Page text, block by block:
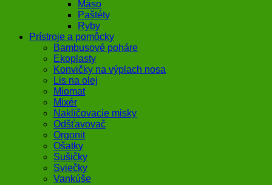
Mäso
Paštéty
Ryby
Prístroje a pomôcky
Bambusové poháre
Ekoplasty
Konvičky na výplach nosa
Lis na olej
Miomat
Mixér
Nakličovacie misky
Odšťavovač
Orgonit
Ošatky
Sušičky
Sviečky
Vankúše